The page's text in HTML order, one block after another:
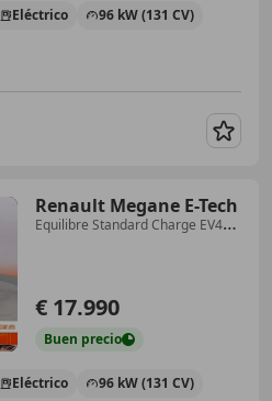
Eléctrico 96 kW (131 CV)
Renault Megane E-Tech
Equilibre Standard Charge EV40
€ 17.990
Buen precio
Eléctrico 96 kW (131 CV)